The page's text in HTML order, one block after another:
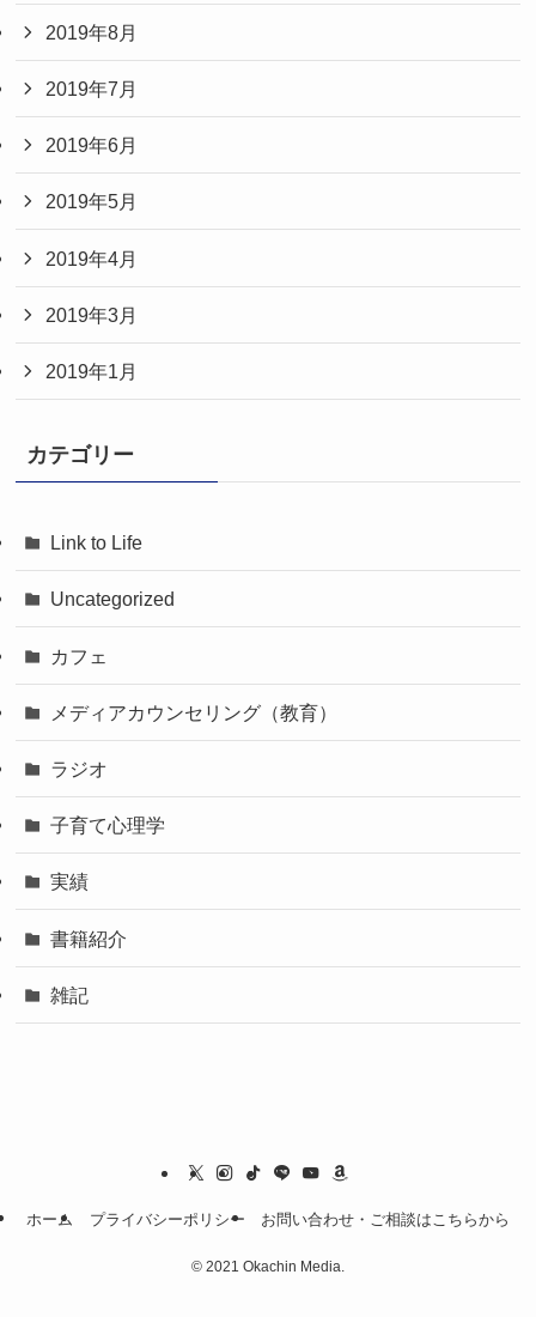
2019年8月
2019年7月
2019年6月
2019年5月
2019年4月
2019年3月
2019年1月
カテゴリー
Link to Life
Uncategorized
カフェ
メディアカウンセリング（教育）
ラジオ
子育て心理学
実績
書籍紹介
雑記
ホーム プライバシーポリシー お問い合わせ・ご相談はこちらから
© 2021 Okachin Media.